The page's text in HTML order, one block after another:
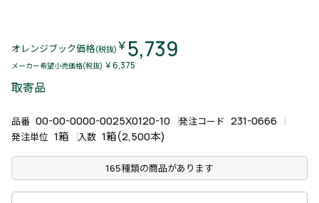
オレンジブック価格(税抜) ￥5,739
メーカー希望小売価格(税抜) ￥6,375
取寄品
品番 00-00-0000-0025X0120-10 発注コード 231-0666
発注単位 1箱 入数 1箱(2,500本)
165種類の商品があります